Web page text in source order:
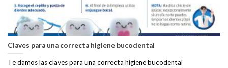
Claves para una correcta higiene bucodental
Te damos las claves para una correcta higiene bucodental